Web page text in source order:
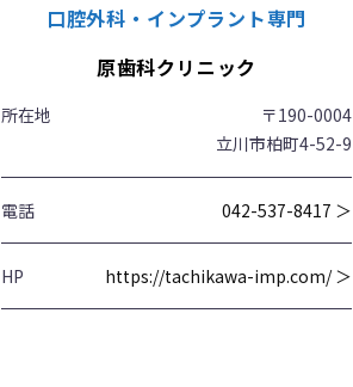
口腔外科・インプラント専門
原歯科クリニック
所在地
〒190-0004
立川市柏町4-52-9
電話 042-537-8417 ＞
HP https://tachikawa-imp.com/ ＞